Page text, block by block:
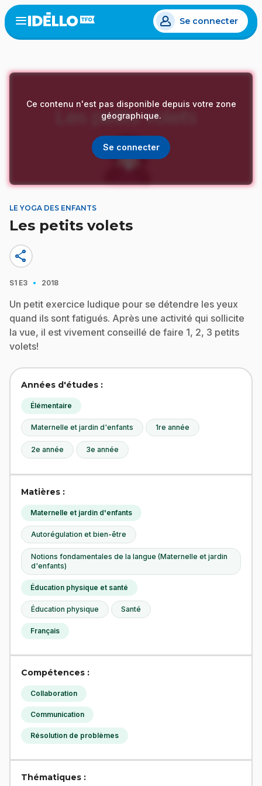
Aller
au
contenu
Open
menu
Se connecter
Ce contenu n'est pas disponible depuis votre zone
géographique.
Se connecter
LE YOGA DES ENFANTS
Les petits volets
share
S1 E3 · 2018
Un petit exercice ludique pour se détendre les yeux
quand ils sont fatigués. Après une activité qui sollicite
la vue, il est vivement conseillé de faire 1, 2, 3 petits
volets!
Années d'études :
Élémentaire
Maternelle et jardin d'enfants 1re année
2e année 3e année
Matières :
Maternelle et jardin d'enfants
Autorégulation et bien-être
Notions fondamentales de la langue (Maternelle et jardin
d'enfants)
Éducation physique et santé
Éducation physique Santé
Français
Compétences :
Collaboration
Communication
Résolution de problèmes
Thématiques :